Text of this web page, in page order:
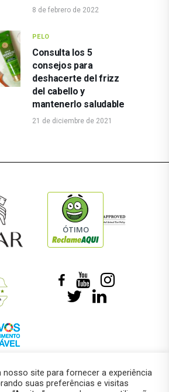
8 de febrero de 2022
PELO
Consulta los 5
consejos para
deshacerte del frizz
del cabello y
mantenerlo saludable
21 de diciembre de 2021
ÓTIMO
site para fornecer a experiência
suas preferências e visitas